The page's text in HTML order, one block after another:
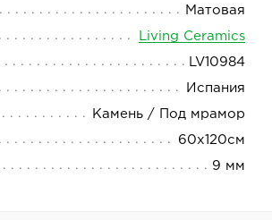
Матовая
Living Ceramics
LV10984
Испания
Камень / Под мрамор
60x120см
9 мм
— это керамогранит из
Добавить